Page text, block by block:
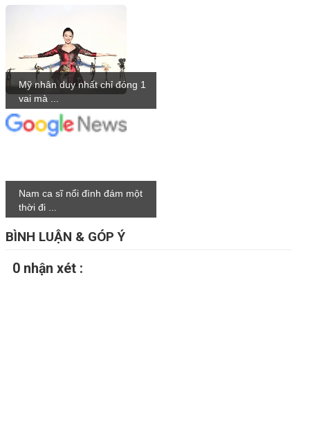
Mỹ nhân duy nhất chỉ đóng 1
vai mà ...
Nam ca sĩ nổi đình đám một
thời đi ...
BÌNH LUẬN & GÓP Ý
0 nhận xét :